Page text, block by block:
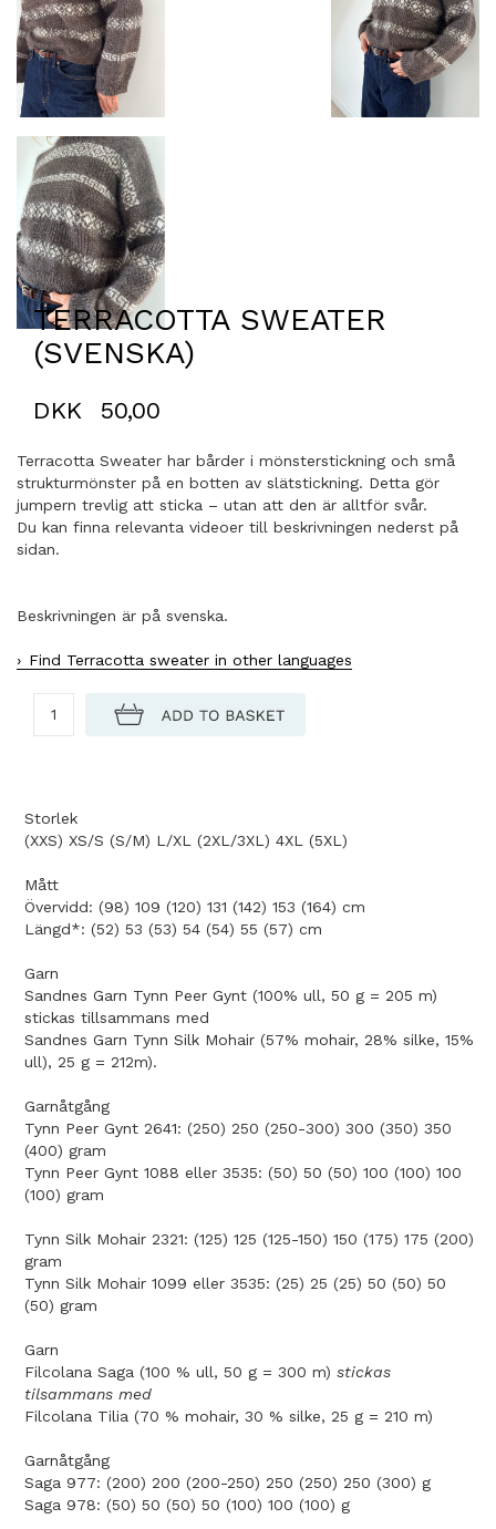
TERRACOTTA SWEATER
(SVENSKA)
DKK 50,00
Terracotta Sweater har bårder i mönsterstickning och små
strukturmönster på en botten av slätstickning. Detta gör
jumpern trevlig att sticka – utan att den är alltför svår.
Du kan finna relevanta videoer till beskrivningen nederst på
sidan.
Beskrivningen är på svenska.
Find Terracotta sweater in other languages
Storlek
(XXS) XS/S (S/M) L/XL (2XL/3XL) 4XL (5XL)
Mått
Övervidd: (98) 109 (120) 131 (142) 153 (164) cm
Längd*: (52) 53 (53) 54 (54) 55 (57) cm
Garn
Sandnes Garn Tynn Peer Gynt (100% ull, 50 g = 205 m)
stickas tillsammans med
Sandnes Garn Tynn Silk Mohair (57% mohair, 28% silke, 15%
ull), 25 g = 212m).
Garnåtgång
Tynn Peer Gynt 2641: (250) 250 (250-300) 300 (350) 350
(400) gram
Tynn Peer Gynt 1088 eller 3535: (50) 50 (50) 100 (100) 100
(100) gram
Tynn Silk Mohair 2321: (125) 125 (125-150) 150 (175) 175 (200)
gram
Tynn Silk Mohair 1099 eller 3535: (25) 25 (25) 50 (50) 50
(50) gram
Garn
Filcolana Saga (100 % ull, 50 g = 300 m) stickas
tilsammans med
Filcolana Tilia (70 % mohair, 30 % silke, 25 g = 210 m)
Garnåtgång
Saga 977: (200) 200 (200-250) 250 (250) 250 (300) g
Saga 978: (50) 50 (50) 50 (100) 100 (100) g